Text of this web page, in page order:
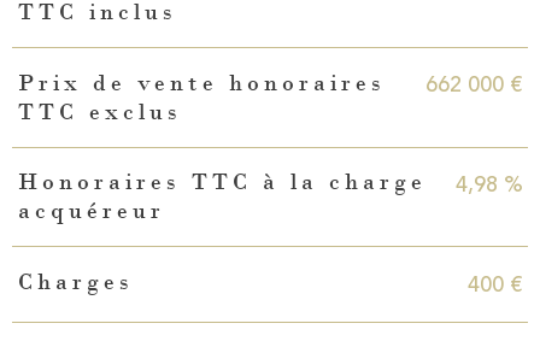
TTC inclus
Prix de vente honoraires
TTC exclus
662 000 €
Honoraires TTC à la charge
acquéreur
4,98 %
Charges 400 €